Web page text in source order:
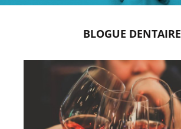
BLOGUE DENTAIRE